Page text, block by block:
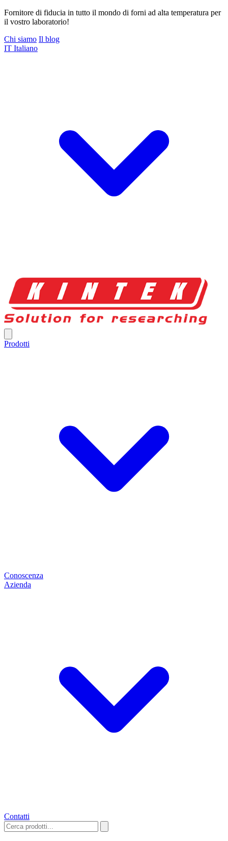
Fornitore di fiducia in tutto il mondo di forni ad alta temperatura per
il vostro laboratorio!
Chi siamo Il blog
IT Italiano
Prodotti
Conoscenza
Azienda
Contatti